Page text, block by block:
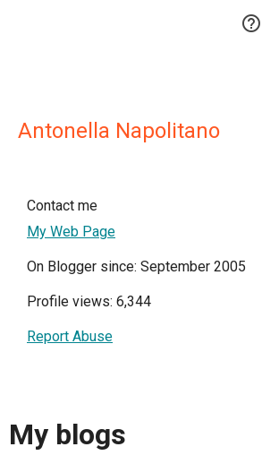

Antonella Napolitano
Contact me
My Web Page
On Blogger since: September 2005
Profile views: 6,344
Report Abuse
My blogs